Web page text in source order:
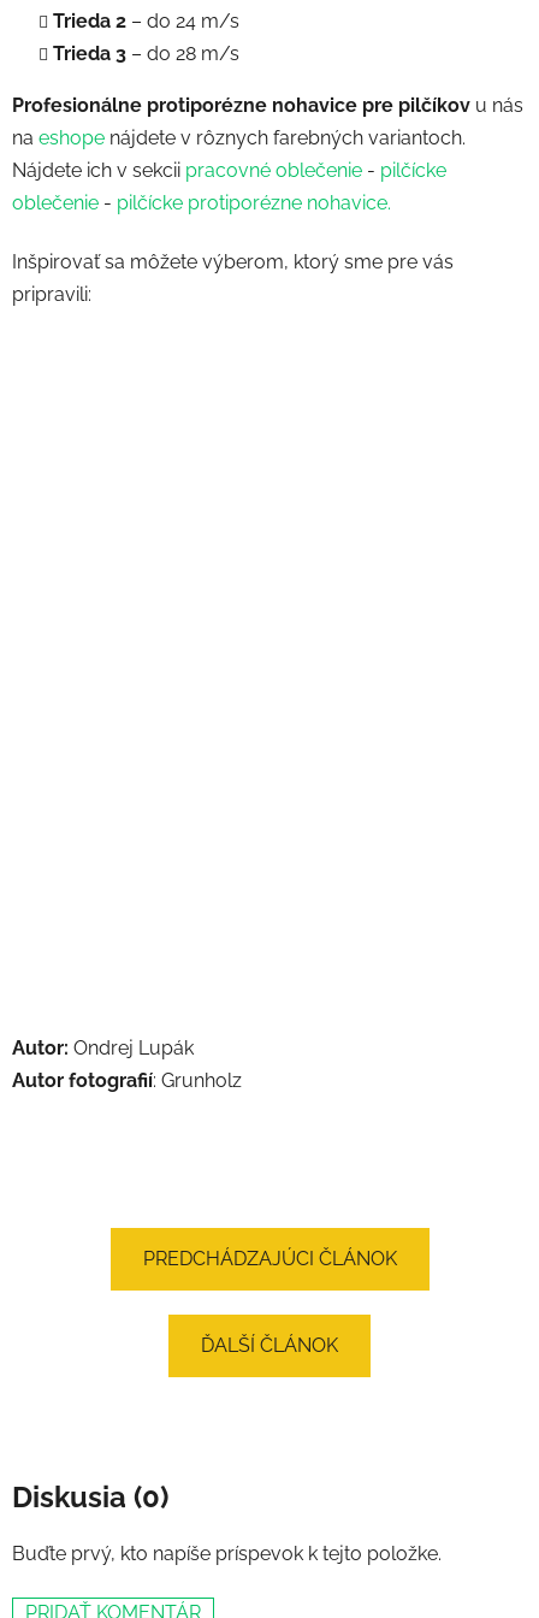
Trieda 2 – do 24 m/s
Trieda 3 – do 28 m/s
Profesionálne protiporézne nohavice pre pilčíkov u nás
na eshope nájdete v rôznych farebných variantoch.
Nájdete ich v sekcii pracovné oblečenie - pilčícke
oblečenie - pilčícke protiporézne nohavice.
Inšpirovať sa môžete výberom, ktorý sme pre vás
pripravili:
Autor: Ondrej Lupák
Autor fotografií: Grunholz
PREDCHÁDZAJÚCI ČLÁNOK
ĎALŠÍ ČLÁNOK
Diskusia (0)
Buďte prvý, kto napíše príspevok k tejto položke.
PRIDAŤ KOMENTÁR